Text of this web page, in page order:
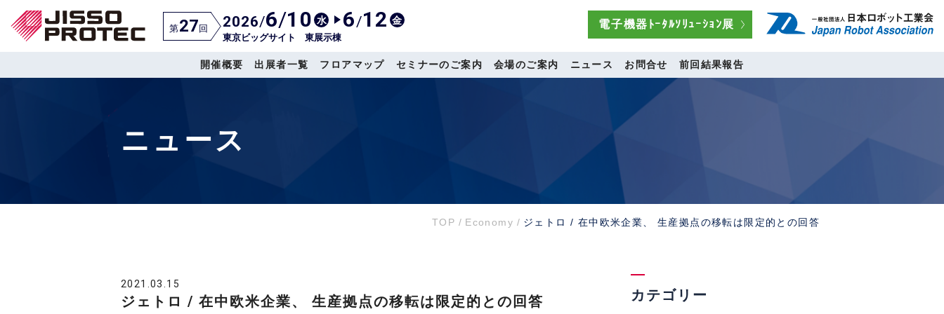
第27回 2026/6/10 水 6/12 金
東京ビッグサイト 東展示棟
電子機器ﾄｰﾀﾙｿﾘｭｰｼｮﾝ展
開催概要 出展者一覧 フロアマップ セミナーのご案内 会場のご案内 ニュース お問合せ 前回結果報告
ニュース
TOP / Economy / ジェトロ / 在中欧米企業、 生産拠点の移転は限定的との回答
2021.03.15
ジェトロ / 在中欧米企業、 生産拠点の移転は限定的との回答 カテゴリー